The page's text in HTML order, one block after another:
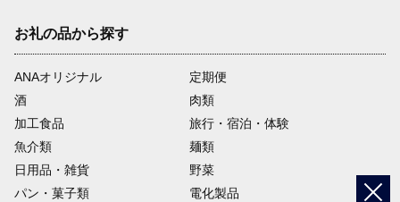
お礼の品から探す
ANAオリジナル
定期便
酒
肉類
加工食品
旅行・宿泊・体験
魚介類
麺類
日用品・雑貨
野菜
パン・菓子類
電化製品